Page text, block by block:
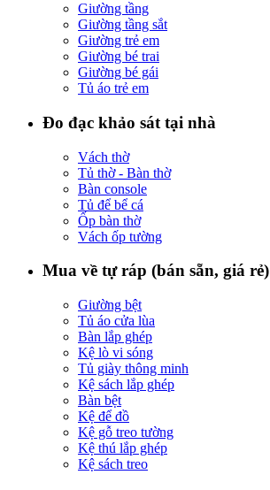
Giường tầng
Giường tầng sắt
Giường trẻ em
Giường bé trai
Giường bé gái
Tủ áo trẻ em
Đo đạc khảo sát tại nhà
Vách thờ
Tủ thờ - Bàn thờ
Bàn console
Tủ để bể cá
Ốp bàn thờ
Vách ốp tường
Mua về tự ráp (bán sẵn, giá rẻ)
Giường bệt
Tủ áo cửa lùa
Bàn lắp ghép
Kệ lò vi sóng
Tủ giày thông minh
Kệ sách lắp ghép
Bàn bệt
Kệ để đồ
Kệ gỗ treo tường
Kệ thú lắp ghép
Kệ sách treo